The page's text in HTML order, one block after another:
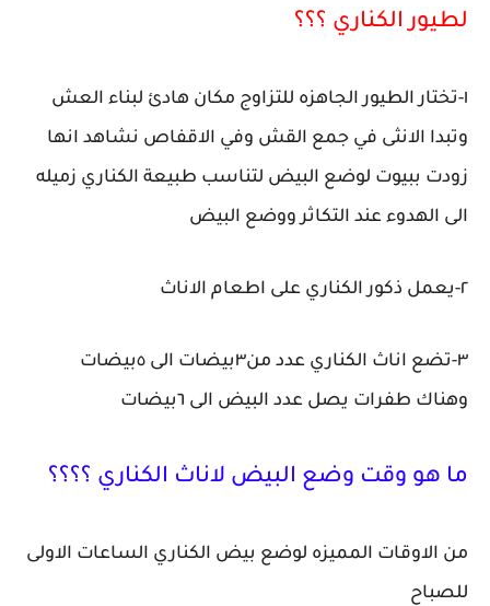
لطيور الكناري ؟؟؟
١-تختار الطيور الجاهزه للتزاوج مكان هادئ لبناء العش
وتبدا الانثى في جمع القش وفي الاقفاص نشاهد انها
زودت ببيوت لوضع البيض لتناسب طبيعة الكناري زميله
الى الهدوء عند التكاثر ووضع البيض
٢-يعمل ذكور الكناري على اطعام الاناث
٣-تضع اناث الكناري عدد من٣بيضات الى ٥بيضات
وهناك طفرات يصل عدد البيض الى ٦بيضات
ما هو وقت وضع البيض لاناث الكناري ؟؟؟؟
من الاوقات المميزه لوضع بيض الكناري الساعات الاولى
للصباح